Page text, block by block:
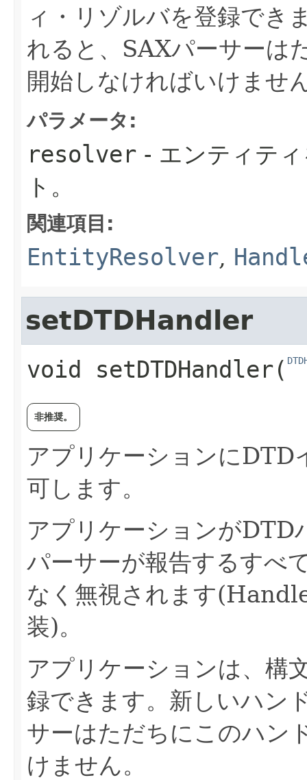
ィ・リゾルバを登録でき
れると、SAXパーサーは
開始しなければいけませ
パラメータ:
resolver - エンティテ
ト。
関連項目:
EntityResolver,
setDTDHandler
void setDTDHandler​(
非推奨。
アプリケーションにDTD
可します。
アプリケーションがDTD
パーサーが報告するすべ
なく無視されます
装)。
アプリケーションは、構
録できます。新しいハン
サーはただちにこのハン
けません。